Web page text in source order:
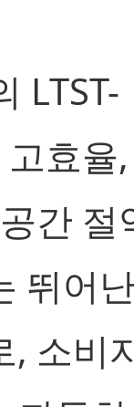
LTST-
고효율
간 절
뛰어
, 소비